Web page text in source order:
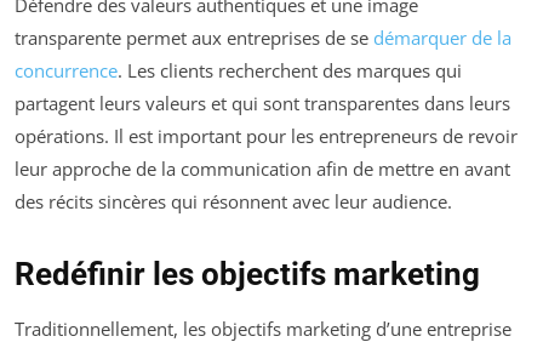
Défendre des valeurs authentiques et une image
transparente permet aux entreprises de se démarquer de la
concurrence. Les clients recherchent des marques qui
partagent leurs valeurs et qui sont transparentes dans leurs
opérations. Il est important pour les entrepreneurs de revoir
leur approche de la communication afin de mettre en avant
des récits sincères qui résonnent avec leur audience.
Redéfinir les objectifs marketing
Traditionnellement, les objectifs marketing d’une entreprise